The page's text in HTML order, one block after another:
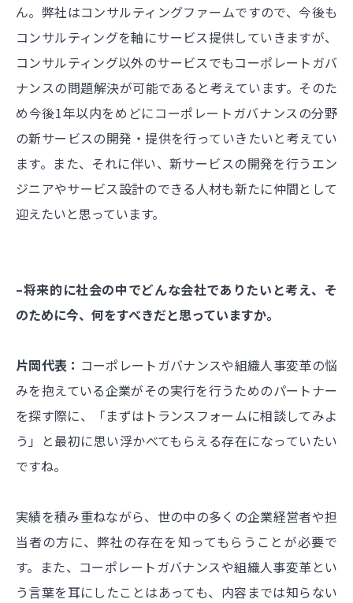
ん。弊社はコンサルティングファームですので、今後も
コンサルティングを軸にサービス提供していきますが、
コンサルティング以外のサービスでもコーポレートガバ
ナンスの問題解決が可能であると考えています。そのた
め今後1年以内をめどにコーポレートガバナンスの分野
の新サービスの開発・提供を行っていきたいと考えてい
ます。また、それに伴い、新サービスの開発を行うエン
ジニアやサービス設計のできる人材も新たに仲間として
迎えたいと思っています。
–将来的に社会の中でどんな会社でありたいと考え、そ
のために今、何をすべきだと思っていますか。
片岡代表： コーポレートガバナンスや組織人事変革の悩
みを抱えている企業がその実行を行うためのパートナー
を探す際に、「まずはトランスフォームに相談してみよ
う」と最初に思い浮かべてもらえる存在になっていたい
ですね。
実績を積み重ねながら、世の中の多くの企業経営者や担
当者の方に、弊社の存在を知ってもらうことが必要で
す。また、コーポレートガバナンスや組織人事変革とい
う言葉を耳にしたことはあっても、内容までは知らない